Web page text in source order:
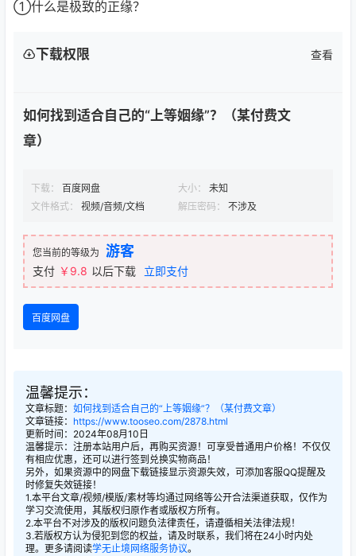
①什么是极致的正缘？
下载权限 查看
如何找到适合自己的“上等姻缘”？（某付费文
章）
下载： 百度网盘 大小：
未知
文件格式：
视频/音频/文档 解压密码： 不涉及
您当前的等级为 游客
支付 ￥9.8 以后下载 立即支付
百度网盘
温馨提示：
文章标题： 如何找到适合自己的“上等姻缘”？（某付费文章）
文章链接： https://www.tooseo.com/2878.html
更新时间：2024年08月10日
温馨提示：注册本站用户后，再购买资源！可享受普通用户价格！不仅仅
有相应优惠，还可以进行签到兑换实物商品！
另外，如果资源中的网盘下载链接显示资源失效，可添加客服QQ提醒及
时修复失效链接！
1.本平台文章/视频/模版/素材等均通过网络等公开合法渠道获取，仅作为
学习交流使用，其版权归原作者或版权方所有。
2.本平台不对涉及的版权问题负法律责任，请遵循相关法律法规！
3.若版权方认为侵犯到您的权益，请及时联系，我们将在24小时内处
理。更多请阅读学无止境网络服务协议。